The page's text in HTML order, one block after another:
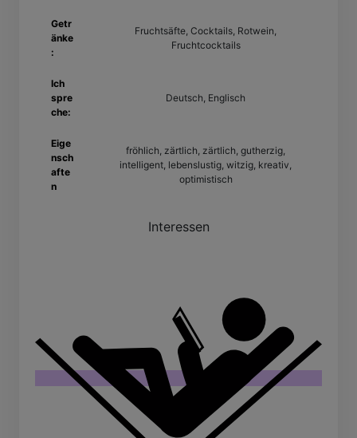
Getr
änke
:
Fruchtsäfte, Cocktails, Rotwein,
Fruchtcocktails
Ich
spre
che:
Deutsch, Englisch
Eige
nsch
afte
n
fröhlich, zärtlich, zärtlich, gutherzig,
intelligent, lebenslustig, witzig, kreativ,
optimistisch
Interessen